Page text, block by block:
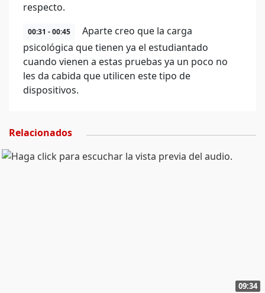
respecto.
00:31 - 00:45
Aparte creo que la carga
psicológica que tienen ya el estudiantado
cuando vienen a estas pruebas ya un poco no
les da cabida que utilicen este tipo de
dispositivos.
Relacionados
09:34